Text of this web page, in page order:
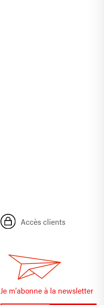
Accès clients
Je m’abonne à la newsletter